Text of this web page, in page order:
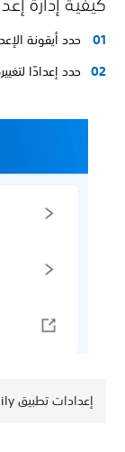
حدد أيقونة
حدد إعدادًا
إعدادات تطبيق PS Family